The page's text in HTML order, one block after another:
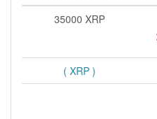
35000 XRP
( XRP )